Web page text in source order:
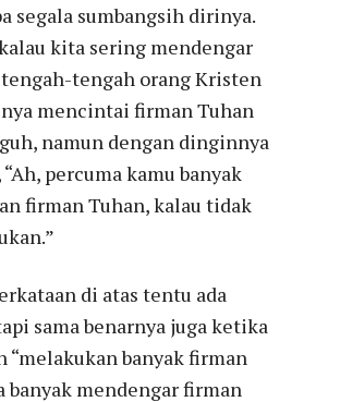
segala sumbangsih dirinya.
kita sering mendengar
tengah orang Kristen
mencintai firman Tuhan
namun dengan dinginnya
percuma kamu banyak
firman Tuhan, kalau tidak
di atas tentu ada
sama benarnya juga ketika
“melakukan banyak firman
banyak mendengar firman